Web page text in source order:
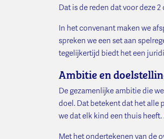
Dat is de reden dat voor deze
In het convenant maken we
spreken we een set aan
tegelijkertijd biedt het een
Ambitie en
De gezamenlijke ambitie die
doel. Dat betekent dat het alle
we dat elk kind een thuis
Met het ondertekenen van de